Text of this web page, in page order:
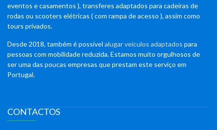
eventos e casamentos ), transferes adaptados para cadeiras de
rodas ou scooters elétricas ( com rampa de acesso ), assim como
tours privados.
Desde 2018, também é possível alugar veículos adaptados para
pessoas com mobilidade reduzida. Estamos muito orgulhosos de
ser uma das poucas empresas que prestam este serviço em
Portugal.
CONTACTOS